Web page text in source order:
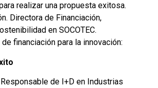
realizar una propuesta exitosa.
Directora de Financiación,
en SOCOTEC.
financiación para la innovación:
de I+D en Industrias